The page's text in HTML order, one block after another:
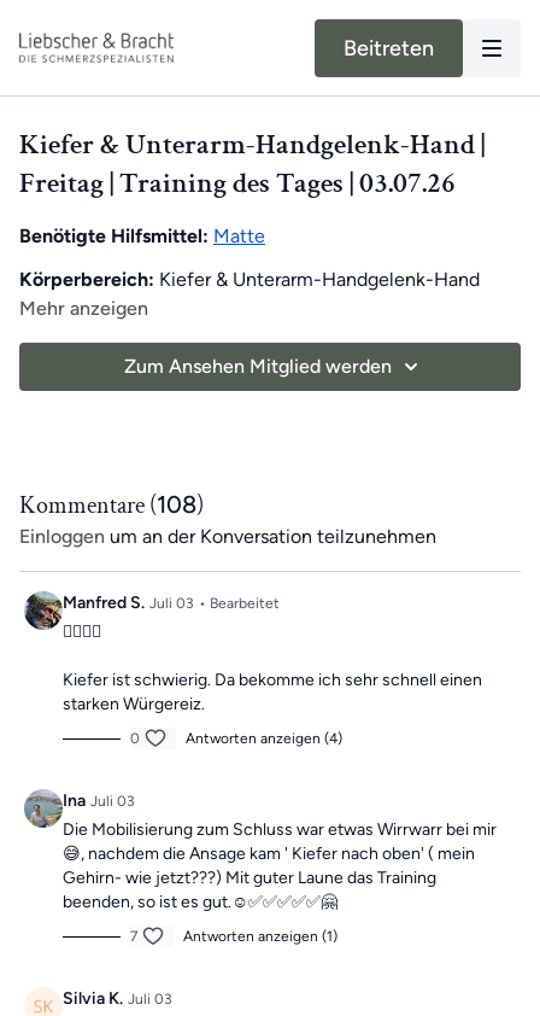
Beitreten
Kiefer & Unterarm-Handgelenk-Hand |
Freitag | Training des Tages | 03.07.26
Benötigte Hilfsmittel: Matte
Körperbereich: Kiefer & Unterarm-Handgelenk-Hand
Unser moderner Alltag kann unsere Bewegung stark
einschränken. Dadurch können in Muskeln und
Fasziengewebe Verkürzungen auftreten, die Schmerzen
Die Übungen kombinieren Elemente eines
Ganzkörpertrainings mit wechselnden Schwerpunkten
verbessernundBeschwerden aktiv entgegenzuwirken.
Mach dir keine Sorgen, falls du mal einen Tag verpasst,
In der Kategorie“Vergangene Trainings des Tages”
findest du jederzeitalle vergangen Einheiten.
Sichert euch hier euer Ticket für unser erstes großes
Mehr anzeigen
Zum Ansehen Mitglied werden
Kommentare (108)
Einloggen um an der Konversation teilzunehmen
Manfred S. Juli 03 • Bearbeitet
👍🏻👍🏻
Kiefer ist schwierig. Da bekomme ich sehr schnell einen
starken Würgereiz.
0 Antworten anzeigen (4)
Ina Juli 03
Die Mobilisierung zum Schluss war etwas Wirrwarr bei mir
😅, nachdem die Ansage kam ' Kiefer nach oben' ( mein
Gehirn- wie jetzt???) Mit guter Laune das Training
beenden, so ist es gut.☺️✅️✅️✅️✅️✅️🤗
7 Antworten anzeigen (1)
Silvia K. Juli 03